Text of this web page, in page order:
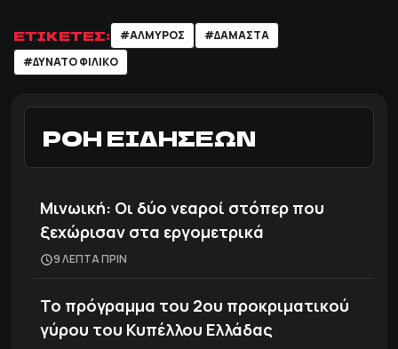
ΕΤΙΚΕΤΕΣ: #ΑΛΜΥΡΟΣ
#ΔΑΜΑΣΤΑ
#ΔΥΝΑΤΟ ΦΙΛΙΚΟ
ΡΟΗ ΕΙΔΗΣΕΩΝ
Μινωική: Οι δύο νεαροί στόπερ που
ξεχώρισαν στα εργομετρικά
9 ΛΕΠΤΑ ΠΡΙΝ
Το πρόγραμμα του 2ου προκριματικού
γύρου του Κυπέλλου Ελλάδας